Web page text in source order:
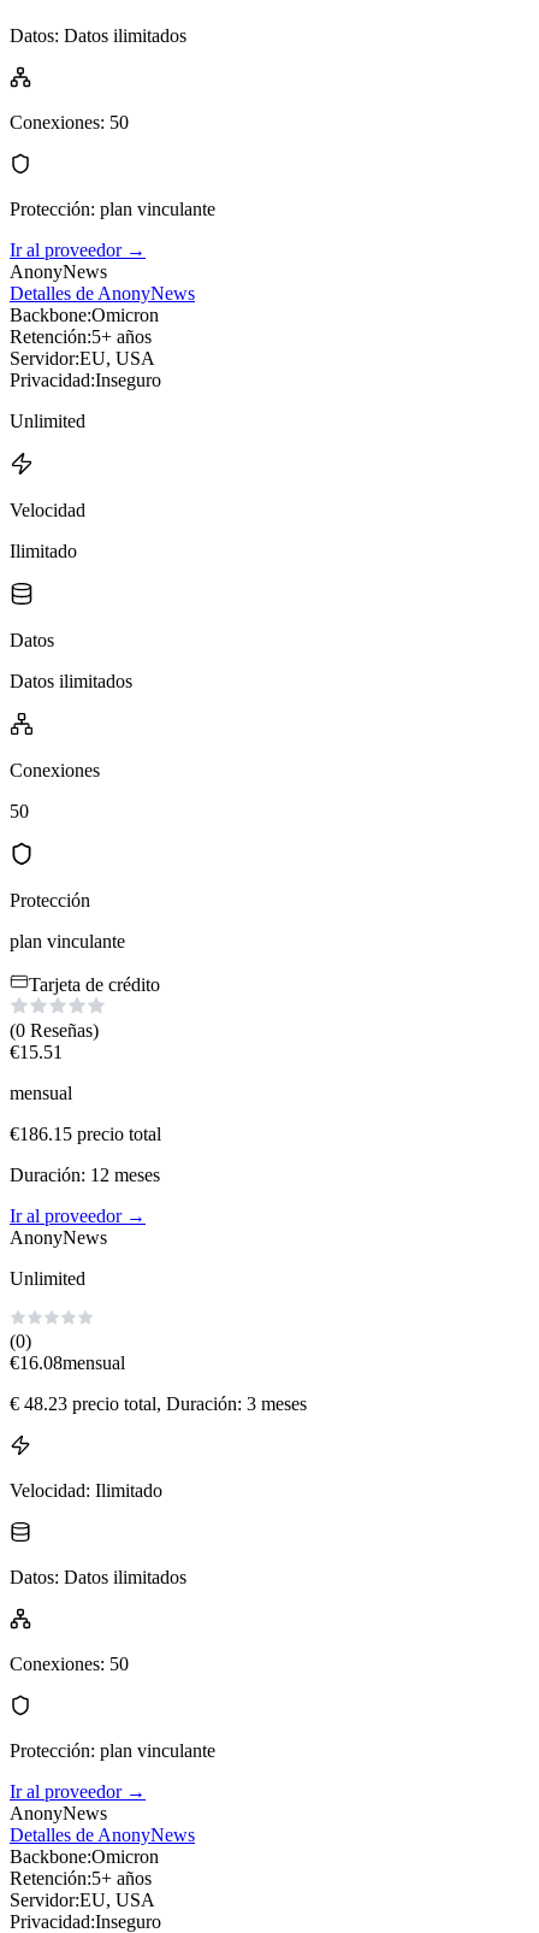
Datos: Datos ilimitados
Conexiones: 50
Protección: plan vinculante
Ir al proveedor→
AnonyNews
Detalles de AnonyNews
Backbone:Omicron
Retención:5+ años
Servidor:EU, USA
Privacidad:Inseguro
Unlimited
Velocidad
Ilimitado
Datos
Datos ilimitados
Conexiones
50
Protección
plan vinculante
Tarjeta de crédito
(0 Reseñas)
€15.51
mensual
€186.15 precio total
Duración: 12 meses
Ir al proveedor→
AnonyNews
Unlimited
(0)
€16.08mensual
€ 48.23 precio total, Duración: 3 meses
Velocidad: Ilimitado
Datos: Datos ilimitados
Conexiones: 50
Protección: plan vinculante
Ir al proveedor→
AnonyNews
Detalles de AnonyNews
Backbone:Omicron
Retención:5+ años
Servidor:EU, USA
Privacidad:Inseguro